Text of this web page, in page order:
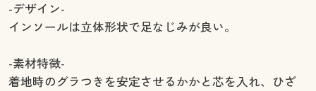
-デザイン-
インソールは立体形状で足なじみが良い。
-素材特徴-
着地時のグラつきを安定させるかかと芯を入れ、ひざ